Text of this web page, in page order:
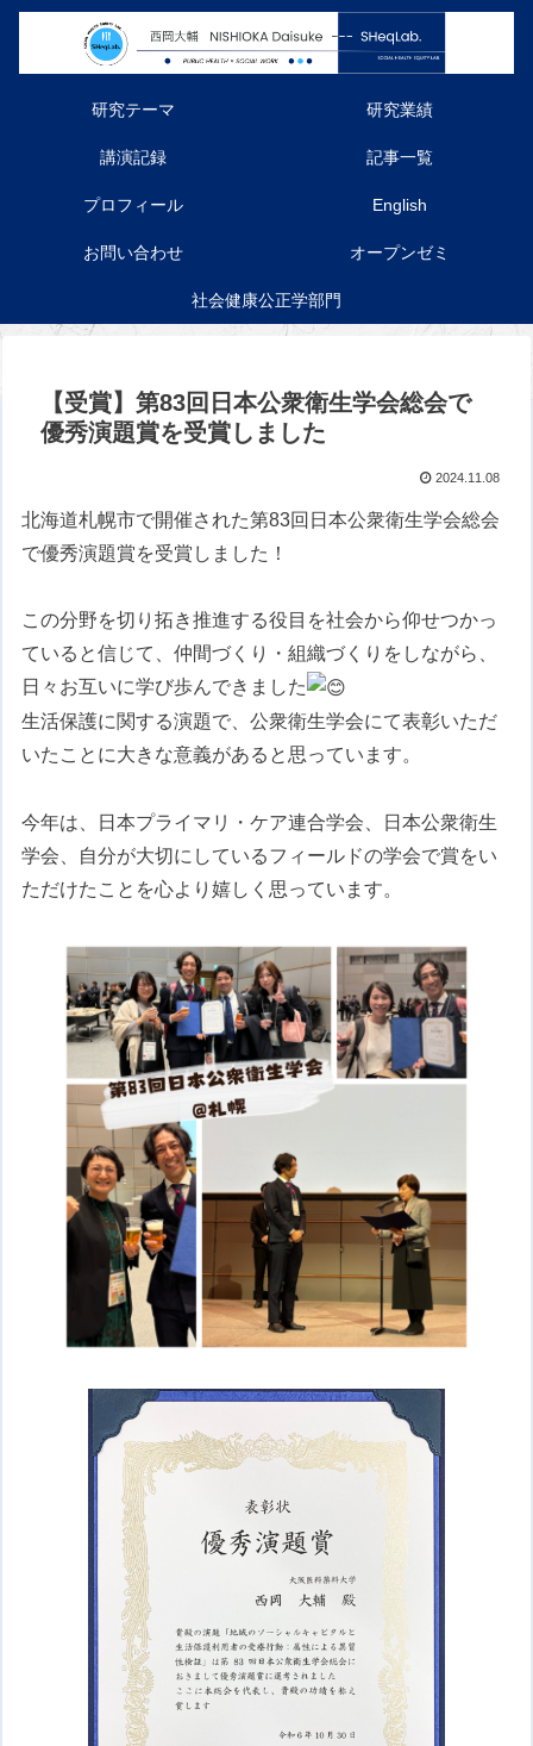
研究テーマ 研究業績
講演記録 記事一覧
プロフィール English
お問い合わせ オープンゼミ
社会健康公正学部門
【受賞】第83回日本公衆衛生学会総会で
優秀演題賞を受賞しました
2024.11.08
北海道札幌市で開催された第83回日本公衆衛生学会総会
で優秀演題賞を受賞しました！
この分野を切り拓き推進する役目を社会から仰せつかっ
ていると信じて、仲間づくり・組織づくりをしながら、
日々お互いに学び歩んできました
生活保護に関する演題で、公衆衛生学会にて表彰いただ
いたことに大きな意義があると思っています。
今年は、日本プライマリ・ケア連合学会、日本公衆衛生
学会、自分が大切にしているフィールドの学会で賞をい
ただけたことを心より嬉しく思っています。